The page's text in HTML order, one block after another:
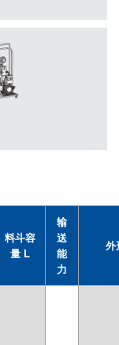
料斗容
量 L
输
送
能
力
外